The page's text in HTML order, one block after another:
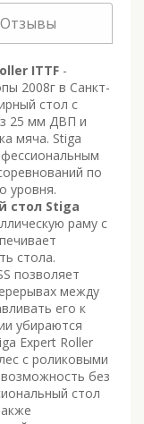
Отзывы
ITTF -
2008г в Санкт-
стол с
25 мм ДВП и
мяча. Stiga
по
уровня.
стол Stiga
раму с
стола.
позволяет
между
его к
убираются
Expert Roller
с роликовыми
без
стол